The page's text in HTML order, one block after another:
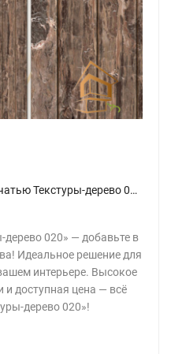
Натяжной потолок с фотопечатью Текстуры-дерево 020
020» — добавьте в
Идеальное решение для
интерьере. Высокое
и доступная цена — всё
дерево 020»!